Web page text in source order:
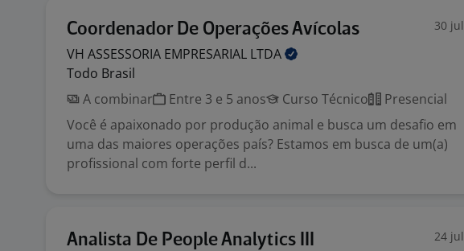
Coordenador De Operações Avícolas 30 jul
VH ASSESSORIA EMPRESARIAL LTDA
Todo Brasil
A combinar
Entre 3 e 5 anos Curso Técnico
Presencial
Você é apaixonado por produção animal e busca um desafio em
uma das maiores operações país? Estamos em busca de um(a)
profissional com forte perfil d...
Analista De People Analytics III 24 jul